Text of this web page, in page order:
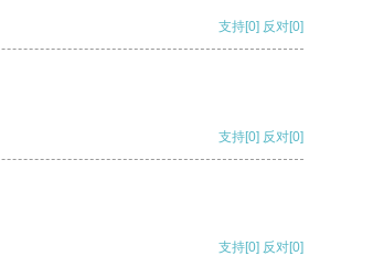
支持[0] 反对[0]
支持[0] 反对[0]
支持[0] 反对[0]